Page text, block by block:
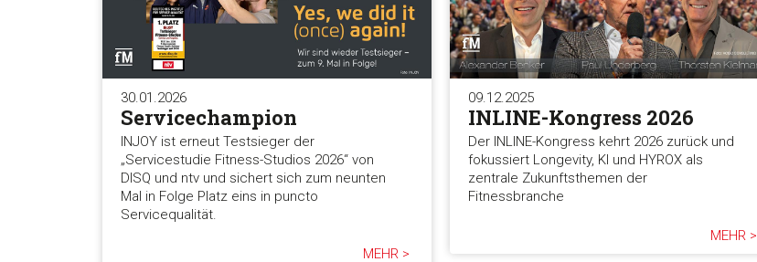
30.01.2026
Servicechampion
INJOY ist erneut Testsieger der
„Servicestudie Fitness-Studios 2026“ von
DISQ und ntv und sichert sich zum neunten
Mal in Folge Platz eins in puncto
Servicequalität.
MEHR >
09.12.2025
INLINE-Kongress 2026
Der INLINE-Kongress kehrt 2026 zurück und
fokussiert Longevity, KI und HYROX als
zentrale Zukunftsthemen der
Fitnessbranche
MEHR >